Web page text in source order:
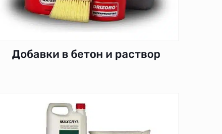
Добавки в бетон и раствор